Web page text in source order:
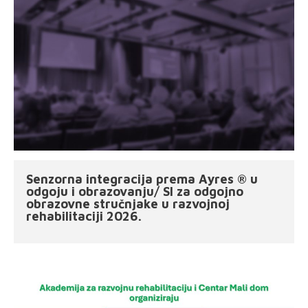
Senzorna integracija prema Ayres ® u
odgoju i obrazovanju/ SI za odgojno
obrazovne stručnjake u razvojnoj
rehabilitaciji 2026.